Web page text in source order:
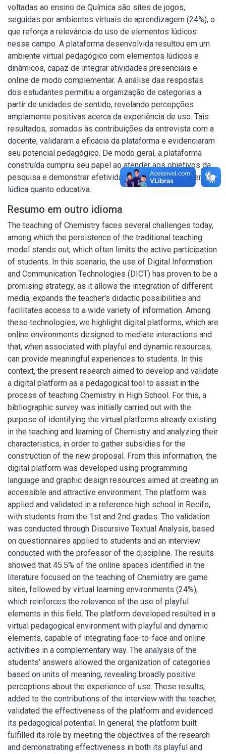
voltadas ao ensino de Química são sites de jogos,
seguidas por ambientes virtuais de aprendizagem (24%), o
que reforça a relevância do uso de elementos lúdicos
nesse campo. A plataforma desenvolvida resultou em um
ambiente virtual pedagógico com elementos lúdicos e
dinâmicos, capaz de integrar atividades presenciais e
online de modo complementar. A análise das respostas
dos estudantes permitiu a organização de categorias a
partir de unidades de sentido, revelando percepções
amplamente positivas acerca da experiência de uso. Tais
resultados, somados às contribuições da entrevista com a
docente, validaram a eficácia da plataforma e evidenciaram
seu potencial pedagógico. De modo geral, a plataforma
construída cumpriu seu papel ao atender aos objetivos da
pesquisa e demonstrar efetividade tanto em sua dimensão
lúdica quanto educativa.
Resumo em outro idioma
The teaching of Chemistry faces several challenges today,
among which the persistence of the traditional teaching
model stands out, which often limits the active participation
of students. In this scenario, the use of Digital Information
and Communication Technologies (DICT) has proven to be a
promising strategy, as it allows the integration of different
media, expands the teacher's didactic possibilities and
facilitates access to a wide variety of information. Among
these technologies, we highlight digital platforms, which are
online environments designed to mediate interactions and
that, when associated with playful and dynamic resources,
can provide meaningful experiences to students. In this
context, the present research aimed to develop and validate
a digital platform as a pedagogical tool to assist in the
process of teaching Chemistry in High School. For this, a
bibliographic survey was initially carried out with the
purpose of identifying the virtual platforms already existing
in the teaching and learning of Chemistry and analyzing their
characteristics, in order to gather subsidies for the
construction of the new proposal. From this information, the
digital platform was developed using programming
language and graphic design resources aimed at creating an
accessible and attractive environment. The platform was
applied and validated in a reference high school in Recife,
with students from the 1st and 2nd grades. The validation
was conducted through Discursive Textual Analysis, based
on questionnaires applied to students and an interview
conducted with the professor of the discipline. The results
showed that 45.5% of the online spaces identified in the
literature focused on the teaching of Chemistry are game
sites, followed by virtual learning environments (24%),
which reinforces the relevance of the use of playful
elements in this field. The platform developed resulted in a
virtual pedagogical environment with playful and dynamic
elements, capable of integrating face-to-face and online
activities in a complementary way. The analysis of the
students' answers allowed the organization of categories
based on units of meaning, revealing broadly positive
perceptions about the experience of use. These results,
added to the contributions of the interview with the teacher,
validated the effectiveness of the platform and evidenced
its pedagogical potential. In general, the platform built
fulfilled its role by meeting the objectives of the research
and demonstrating effectiveness in both its playful and